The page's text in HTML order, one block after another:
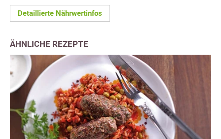
Detaillierte Nährwertinfos
ÄHNLICHE REZEPTE